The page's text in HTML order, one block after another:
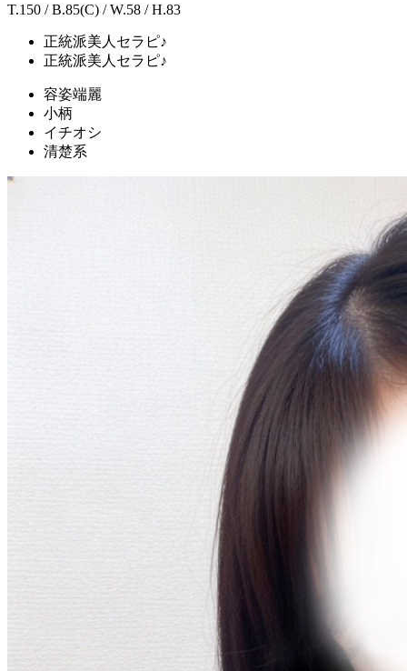
T.150 / B.85(C) / W.58 / H.83
正統派美人セラピ♪
正統派美人セラピ♪
容姿端麗
小柄
イチオシ
清楚系